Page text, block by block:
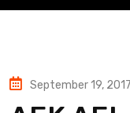
September 19, 2017